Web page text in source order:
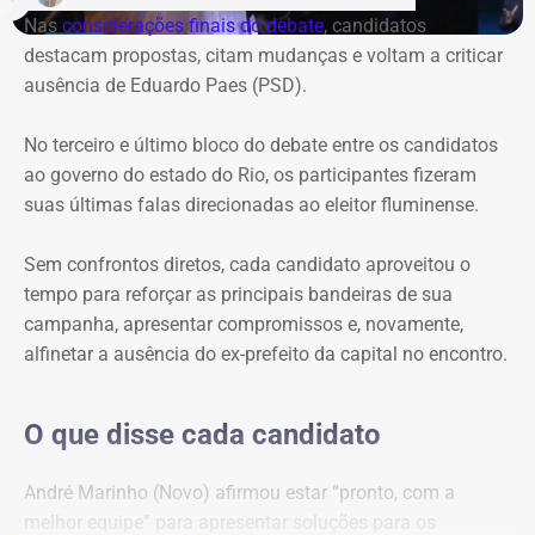
Garotinho, enquanto Douglas Ruas e André Marinho
protagonizaram uma espécie de dobradinha, utilizando
suas perguntas para abrir espaço para o outro apresentar
foi reservado às considerações finais.
dominam primeiro bloco
Logo na primeira rodada, a ausência de Eduardo Paes
dividiu espaço com as referências ao ex-presidente da
policial.
A primeira menção a Bacellar foi feita por William Siri
(PSOL), que questionou Douglas Ruas (PL) sobre uma
Nas considerações finais do debate, candidatos
destacam propostas, citam mudanças e voltam a criticar
ausência de Eduardo Paes (PSD).
No terceiro e último bloco do debate entre os candidatos
ao governo do estado do Rio, os participantes fizeram
suas últimas falas direcionadas ao eleitor fluminense.
Sem confrontos diretos, cada candidato aproveitou o
tempo para reforçar as principais bandeiras de sua
campanha, apresentar compromissos e, novamente,
alfinetar a ausência do ex-prefeito da capital no encontro.
O que disse cada candidato
André Marinho (Novo) afirmou estar “pronto, com a
melhor equipe” para apresentar soluções para os